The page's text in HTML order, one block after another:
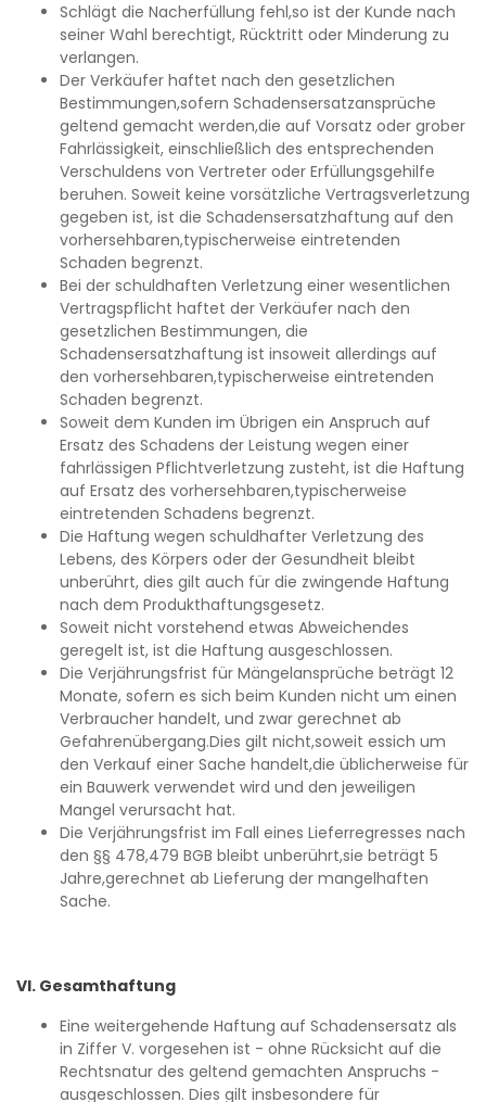
Schlägt die Nacherfüllung fehl,so ist der Kunde nach
seiner Wahl berechtigt, Rücktritt oder Minderung zu
verlangen.
Der Verkäufer haftet nach den gesetzlichen
Bestimmungen,sofern Schadensersatzansprüche
geltend gemacht werden,die auf Vorsatz oder grober
Fahrlässigkeit, einschließlich des entsprechenden
Verschuldens von Vertreter oder Erfüllungsgehilfe
beruhen. Soweit keine vorsätzliche Vertragsverletzung
gegeben ist, ist die Schadensersatzhaftung auf den
vorhersehbaren,typischerweise eintretenden
Schaden begrenzt.
Bei der schuldhaften Verletzung einer wesentlichen
Vertragspflicht haftet der Verkäufer nach den
gesetzlichen Bestimmungen, die
Schadensersatzhaftung ist insoweit allerdings auf
den vorhersehbaren,typischerweise eintretenden
Schaden begrenzt.
Soweit dem Kunden im Übrigen ein Anspruch auf
Ersatz des Schadens der Leistung wegen einer
fahrlässigen Pflichtverletzung zusteht, ist die Haftung
auf Ersatz des vorhersehbaren,typischerweise
eintretenden Schadens begrenzt.
Die Haftung wegen schuldhafter Verletzung des
Lebens, des Körpers oder der Gesundheit bleibt
unberührt, dies gilt auch für die zwingende Haftung
nach dem Produkthaftungsgesetz.
Soweit nicht vorstehend etwas Abweichendes
geregelt ist, ist die Haftung ausgeschlossen.
Die Verjährungsfrist für Mängelansprüche beträgt 12
Monate, sofern es sich beim Kunden nicht um einen
Verbraucher handelt, und zwar gerechnet ab
Gefahrenübergang.Dies gilt nicht,soweit essich um
den Verkauf einer Sache handelt,die üblicherweise für
ein Bauwerk verwendet wird und den jeweiligen
Mangel verursacht hat.
Die Verjährungsfrist im Fall eines Lieferregresses nach
den §§ 478,479 BGB bleibt unberührt,sie beträgt 5
Jahre,gerechnet ab Lieferung der mangelhaften
Sache.
VI. Gesamthaftung
Eine weitergehende Haftung auf Schadensersatz als
in Ziffer V. vorgesehen ist - ohne Rücksicht auf die
Rechtsnatur des geltend gemachten Anspruchs -
ausgeschlossen. Dies gilt insbesondere für